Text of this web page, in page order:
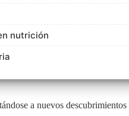
nutrición
a nuevos